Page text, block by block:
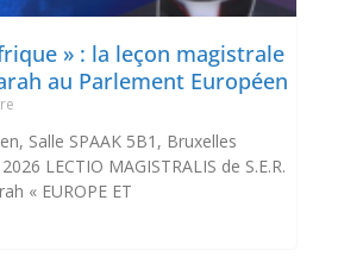
» : la leçon magistrale
au Parlement Européen
Salle SPAAK 5B1, Bruxelles
LECTIO MAGISTRALIS de S.E.R.
« EUROPE ET